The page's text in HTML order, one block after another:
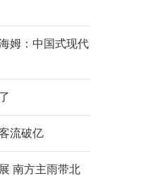
姆：中国式现代
流破亿
南方主雨带北